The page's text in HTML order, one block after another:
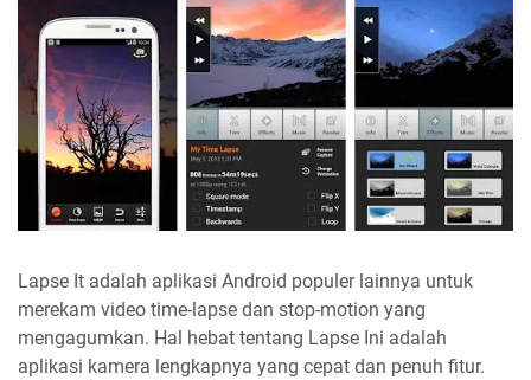
Lapse It adalah aplikasi Android populer lainnya untuk
merekam video time-lapse dan stop-motion yang
mengagumkan. Hal hebat tentang Lapse Ini adalah
aplikasi kamera lengkapnya yang cepat dan penuh fitur.